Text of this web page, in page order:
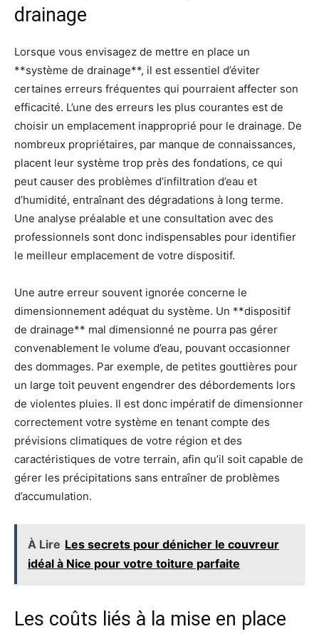
drainage
Lorsque vous envisagez de mettre en place un
**système de drainage**, il est essentiel d’éviter
certaines erreurs fréquentes qui pourraient affecter son
efficacité. L’une des erreurs les plus courantes est de
choisir un emplacement inapproprié pour le drainage. De
nombreux propriétaires, par manque de connaissances,
placent leur système trop près des fondations, ce qui
peut causer des problèmes d’infiltration d’eau et
d’humidité, entraînant des dégradations à long terme.
Une analyse préalable et une consultation avec des
professionnels sont donc indispensables pour identifier
le meilleur emplacement de votre dispositif.
Une autre erreur souvent ignorée concerne le
dimensionnement adéquat du système. Un **dispositif
de drainage** mal dimensionné ne pourra pas gérer
convenablement le volume d’eau, pouvant occasionner
des dommages. Par exemple, de petites gouttières pour
un large toit peuvent engendrer des débordements lors
de violentes pluies. Il est donc impératif de dimensionner
correctement votre système en tenant compte des
prévisions climatiques de votre région et des
caractéristiques de votre terrain, afin qu’il soit capable de
gérer les précipitations sans entraîner de problèmes
d’accumulation.
À Lire Les secrets pour dénicher le couvreur
idéal à Nice pour votre toiture parfaite
Les coûts liés à la mise en place